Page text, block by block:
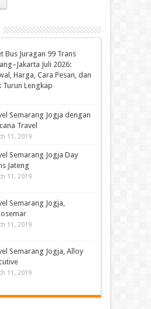
Bus Juragan 99 Trans
Juli 2026:
Harga, Cara Pesan, dan
Turun Lengkap
Semarang Jogja dengan
Travel
11, 2019
Semarang Jogja Day
Jateng
11, 2019
Semarang Jogja,
11, 2019
Semarang Jogja, Alloy
11, 2019